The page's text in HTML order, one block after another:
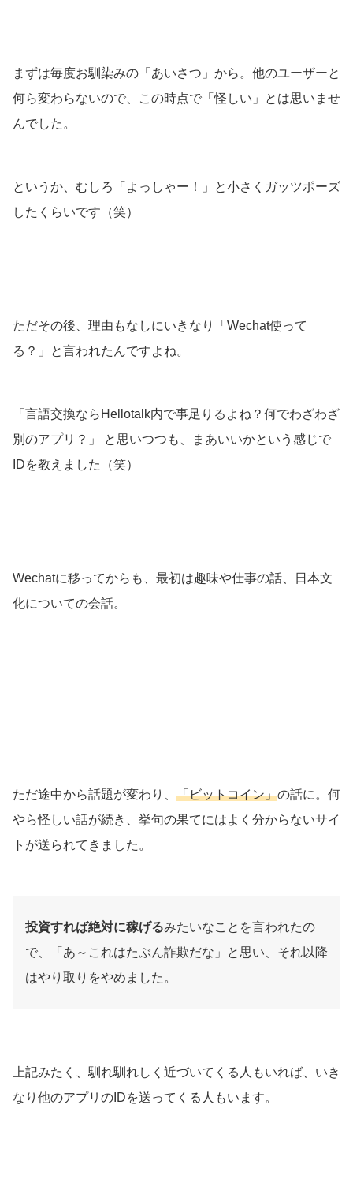
まずは毎度お馴染みの「あいさつ」から。他のユーザーと
何ら変わらないので、この時点で「怪しい」とは思いませ
んでした。
というか、むしろ「よっしゃー！」と小さくガッツポーズ
したくらいです（笑）
ただその後、理由もなしにいきなり「Wechat使って
る？」と言われたんですよね。
「言語交換ならHellotalk内で事足りるよね？何でわざわざ
別のアプリ？」 と思いつつも、まあいいかという感じで
IDを教えました（笑）
Wechatに移ってからも、最初は趣味や仕事の話、日本文
化についての会話。
ただ途中から話題が変わり、 「ビットコイン」の話に。何
やら怪しい話が続き、挙句の果てにはよく分からないサイ
トが送られてきました。
投資すれば絶対に稼げるみたいなことを言われたの
で、「あ～これはたぶん詐欺だな」と思い、それ以降
はやり取りをやめました。
上記みたく、馴れ馴れしく近づいてくる人もいれば、いき
なり他のアプリのIDを送ってくる人もいます。